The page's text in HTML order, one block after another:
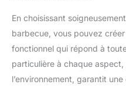
En choisissant
barbecue, vous pouvez
fonctionnel qui répond à
particulière à chaque aspect,
l’environnement, garantit